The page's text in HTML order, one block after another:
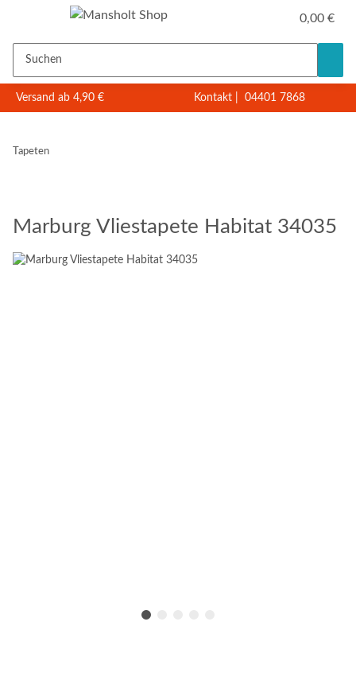
0,00 €
Versand ab 4,90 € Kontakt 04401 7868
Tapeten
Marburg Vliestapete Habitat 34035